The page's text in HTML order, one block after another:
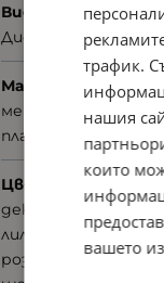
Вид
Диоптрични
Материал
метал
пластмаса
Цвят
декоративни
лилав
розов
трафик.
нашия
които
вашето